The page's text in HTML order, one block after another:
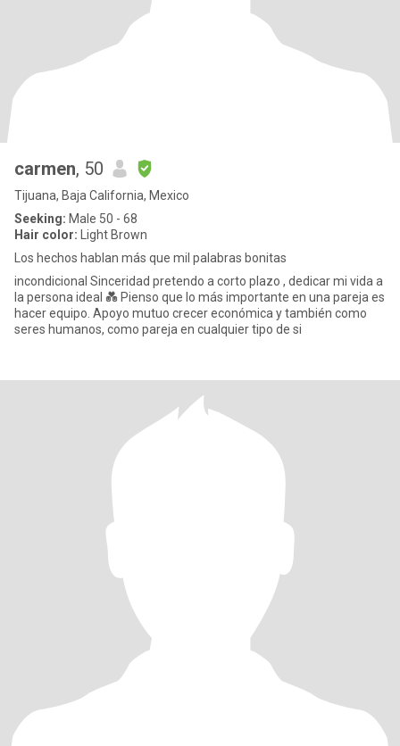
carmen, 50
Tijuana, Baja California, Mexico
Seeking: Male 50 - 68
Hair color: Light Brown
Los hechos hablan más que mil palabras bonitas
incondicional Sinceridad pretendo a corto plazo , dedicar mi vida a
la persona ideal 💑 Pienso que lo más importante en una pareja es
hacer equipo. Apoyo mutuo crecer económica y también como
seres humanos, como pareja en cualquier tipo de si